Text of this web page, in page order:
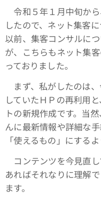
令和５年１月中旬か
したので、ネット集客
以前、集客コンサルに
が、こちらもネット集
っておりました。
まず、私がしたのは
していたＨＰの再利用
トの新規作成です。当
んに最新情報や詳細な
「使えるもの」にする
コンテンツを今見直
あればそれなりに理解
ます。